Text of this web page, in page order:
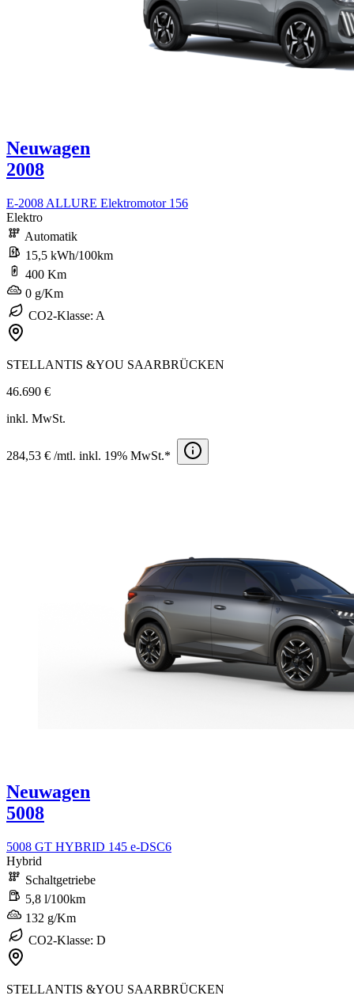
Neuwagen
2008
E-2008 ALLURE Elektromotor 156
Elektro
Automatik
15,5 kWh/100km
400 Km
0 g/Km
CO2-Klasse: A
STELLANTIS &YOU SAARBRÜCKEN
46.690 €
inkl. MwSt.
284,53 € /mtl. inkl. 19% MwSt.*
Neuwagen
5008
5008 GT HYBRID 145 e-DSC6
Hybrid
Schaltgetriebe
5,8 l/100km
132 g/Km
CO2-Klasse: D
STELLANTIS &YOU SAARBRÜCKEN